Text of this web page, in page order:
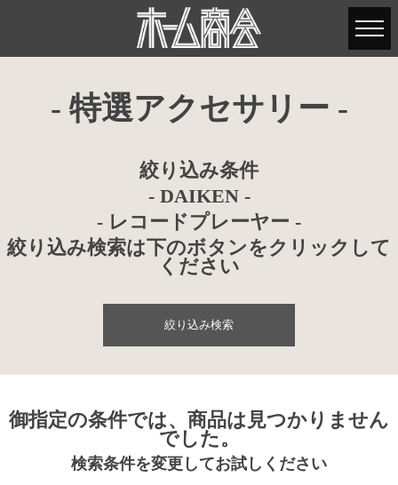
- 特選アクセサリー -
絞り込み条件
- DAIKEN -
- レコードプレーヤー -
絞り込み検索は下のボタンをクリックして
ください
絞り込み検索
御指定の条件では、商品は見つかりません
でした。
検索条件を変更してお試しください